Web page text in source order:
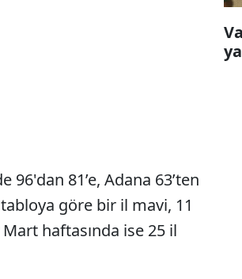
81’e, Adana 63’ten
tabloya göre bir il mavi, 11
haftasında ise 25 il